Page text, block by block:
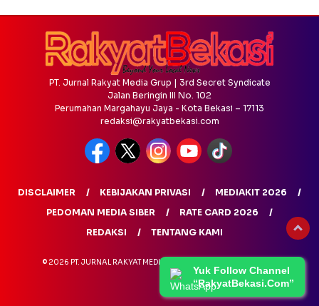
Yuk Follow Channel
“RakyatBekasi.Com”
PT. Jurnal Rakyat Media Grup | 3rd Secret Syndicate
Jalan Beringin III No. 102
Perumahan Margahayu Jaya - Kota Bekasi – 17113
redaksi@rakyatbekasi.com
DISCLAIMER KEBIJAKAN PRIVASI
MEDIAKIT 2026
PEDOMAN MEDIA SIBER
RATE CARD 2026
REDAKSI
TENTANG KAMI
© 2026 PT. JURNAL RAKYAT MEDIA GRUP - ALL RIGHTS RESERVED